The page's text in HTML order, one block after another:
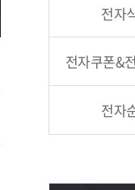
전자
전자쿠폰&
전자